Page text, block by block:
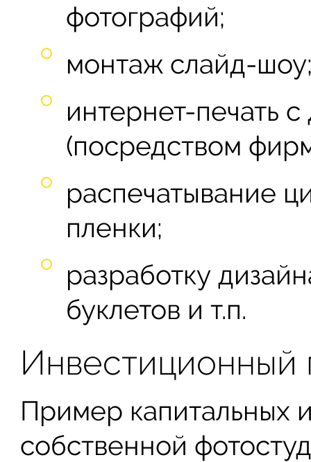
фотографий;
монтаж слайд-
интернет-печать
(посредством
распечатывание
пленки;
разработку
буклетов и т.п.
Инвестиционный
Пример капитальных
собственной